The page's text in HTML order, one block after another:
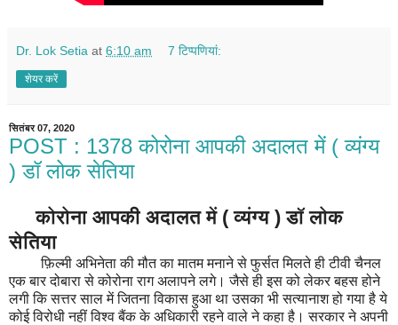
Dr. Lok Setia at 6:10 am 7 टिप्‍पणियां:
शेयर करें
सितंबर 07, 2020
POST : 1378 कोरोना आपकी अदालत में ( व्यंग्य
) डॉ लोक सेतिया
कोरोना आपकी अदालत में ( व्यंग्य ) डॉ लोक
सेतिया
फ़िल्मी अभिनेता की मौत का मातम मनाने से फुर्सत मिलते ही टीवी चैनल
एक बार दोबारा से कोरोना राग अलापने लगे। जैसे ही इस को लेकर बहस होने
लगी कि सत्तर साल में जितना विकास हुआ था उसका भी सत्यानाश हो गया है ये
कोई विरोधी नहीं विश्व बैंक के अधिकारी रहने वाले ने कहा है। सरकार ने अपनी